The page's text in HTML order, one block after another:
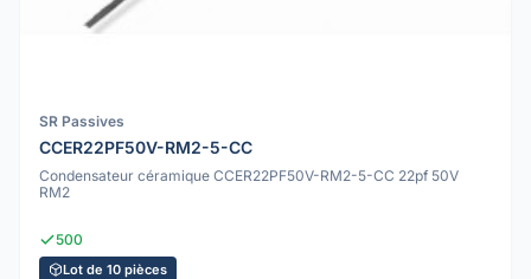
SR Passives
CCER22PF50V-RM2-5-CC
Condensateur céramique CCER22PF50V-RM2-5-CC 22pf 50V
RM2
500
Lot de 10 pièces